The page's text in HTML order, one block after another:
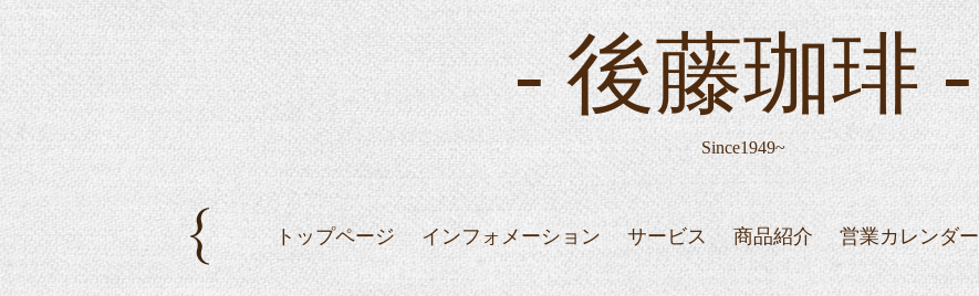
- 後藤珈琲 -
Since1949~
トップページ インフォメーション サービス 商品紹介 営業カレンダー